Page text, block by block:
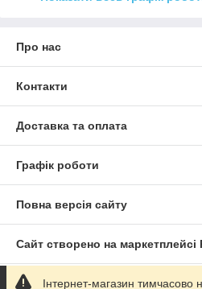
Про нас
Контакти
Доставка та оплата
Графік роботи
Повна версія сайту
Сайт створено на маркетплейсі
Політика конфіденційності
Інтернет-магазин